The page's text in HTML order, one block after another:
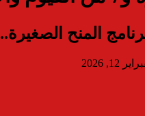
المنح الصغيرة..
12, 2026